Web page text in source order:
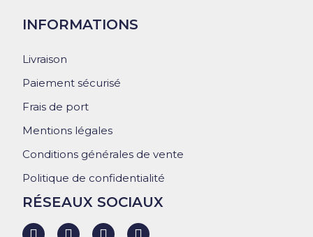
INFORMATIONS
Livraison
Paiement sécurisé
Frais de port
Mentions légales
Conditions générales de vente
Politique de confidentialité
RÉSEAUX SOCIAUX